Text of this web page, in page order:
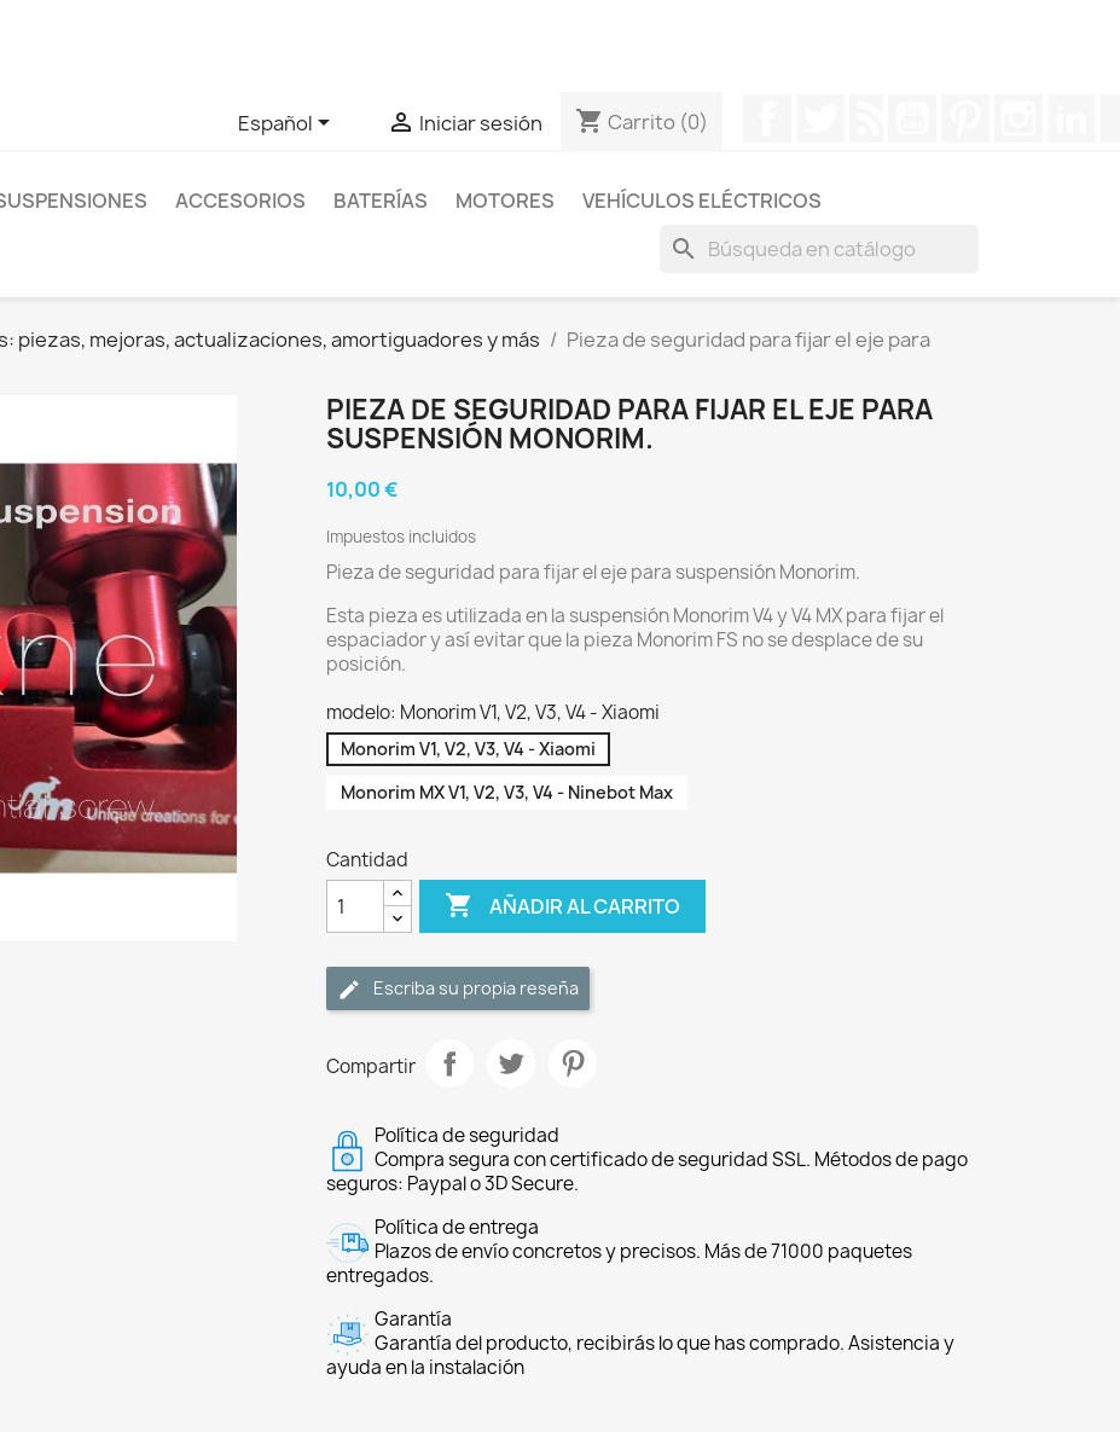
Español  Iniciar sesión shopping_cart Carrito (0)
ACCESORIOS BATERÍAS MOTORES VEHÍCULOS ELÉCTRICOS
search
piezas, mejoras, actualizaciones, amortiguadores y más
Pieza de seguridad para fijar el eje para
PIEZA DE SEGURIDAD PARA FIJAR EL EJE PARA
SUSPENSIÓN MONORIM.
10,00 €
Impuestos incluidos
Pieza de seguridad para fijar el eje para suspensión Monorim.
Esta pieza es utilizada en la suspensión Monorim V4 y V4 MX para fijar el
espaciador y así evitar que la pieza Monorim FS no se desplace de su
posición.
modelo: Monorim V1, V2, V3, V4 - Xiaomi
Monorim V1, V2, V3, V4 - Xiaomi
Monorim MX V1, V2, V3, V4 - Ninebot Max
Cantidad
 AÑADIR AL CARRITO
Escriba su propia reseña
Compartir
Política de seguridad
Compra segura con certificado de seguridad SSL. Métodos de pago
seguros: Paypal o 3D Secure.
Política de entrega
Plazos de envío concretos y precisos. Más de 71000 paquetes
entregados.
Garantía
Garantía del producto, recibirás lo que has comprado. Asistencia y
ayuda en la instalación